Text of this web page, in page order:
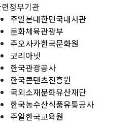
정부기관
주일본대한민국대사관
문화체육관광부
주오사카한국문화원
코리아넷
한국관광공사
한국콘텐츠진흥원
국외소재문화유산재단
한국농수산식품유통공사
주일한국교육원